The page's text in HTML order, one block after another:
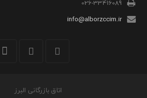
026-33416089
info@alborzccim.ir
اتاق بازرگانی البرز